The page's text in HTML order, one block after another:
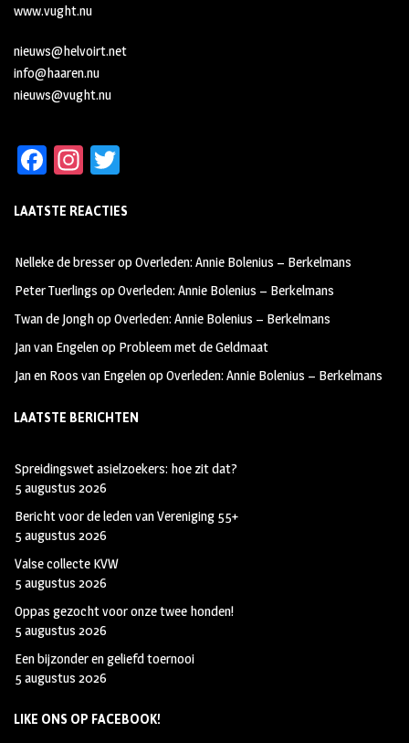
www.vught.nu
nieuws@helvoirt.net
info@haaren.nu
nieuws@vught.nu
Fa
b
oo
k
In
ag
m
tt
LAATSTE REACTIES
Nelleke de bresseropOverleden: Annie Bolenius – Berkelmans
Peter Tuerlings opOverleden: Annie Bolenius – Berkelmans
Twan de JonghopOverleden: Annie Bolenius – Berkelmans
Jan van Engelenop Probleem met de Geldmaat
Jan en Roos van EngelenopOverleden: Annie Bolenius – Berkelmans
LAATSTE BERICHTEN
Spreidingswet asielzoekers: hoe zit dat?
5 augustus 2026
Bericht voor de leden van Vereniging 55+
5 augustus 2026
Valse collecte KVW
5 augustus 2026
Oppas gezocht voor onze twee honden!
5 augustus 2026
Een bijzonder en geliefd toernooi
5 augustus 2026
LIKE ONS OP FACEBOOK!